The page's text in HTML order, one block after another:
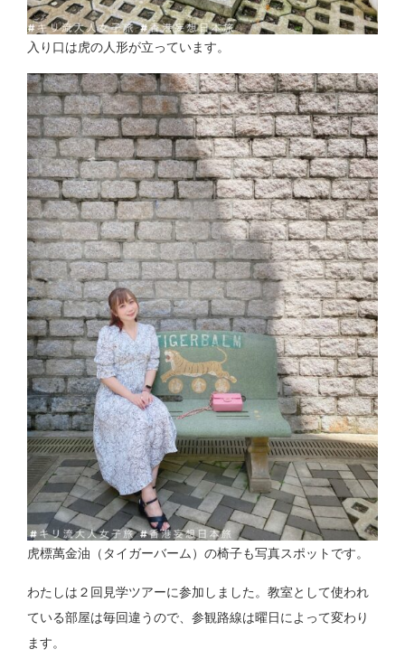
入り口は虎の人形が立っています。
虎標萬金油（タイガーバーム）の椅子も写真スポットです。
わたしは２回見学ツアーに参加しました。教室として使われ
ている部屋は毎回違うので、参観路線は曜日によって変わり
ます。